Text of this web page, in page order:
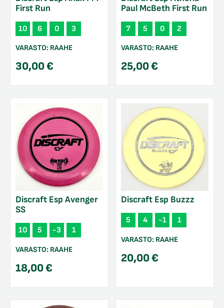
First Run
10 6 0 3
VARASTO: RAAHE
30,00€
Paul McBeth First Run
7 5 0 2
VARASTO: RAAHE
25,00€
Discraft Esp Avenger
SS
10 5 -3 1
VARASTO: RAAHE
18,00€
Discraft Esp Buzzz
5 4 -1 1
VARASTO: RAAHE
20,00€